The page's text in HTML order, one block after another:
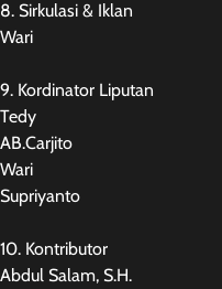
8. Sirkulasi & Iklan
Wari
9. Kordinator Liputan
Tedy
AB.Carjito
Wari
Supriyanto
10. Kontributor
Abdul Salam, S.H.